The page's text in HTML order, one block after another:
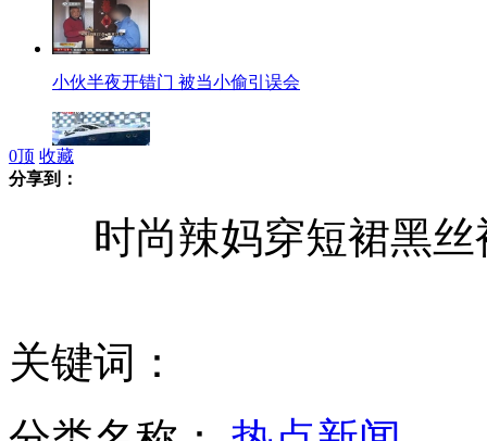
小伙半夜开错门 被当小偷引误会
醉酒男河边打盹不慎落水
0顶 收藏
分享到：
时尚辣妈穿短裙黑丝
关键词：